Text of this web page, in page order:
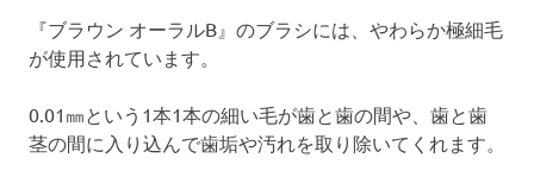
『ブラウン オーラルB』のブラシには、やわらか極細毛
が使用されています。
0.01㎜という1本1本の細い毛が歯と歯の間や、歯と歯
茎の間に入り込んで歯垢や汚れを取り除いてくれます。